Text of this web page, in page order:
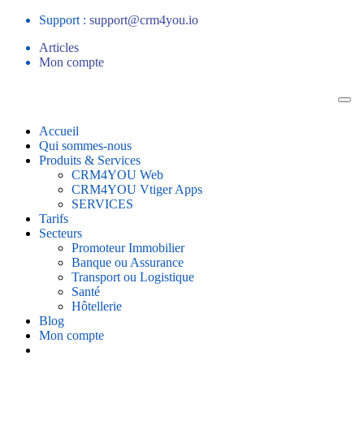
Support : support@crm4you.io
Articles
Mon compte
Accueil
Qui sommes-nous
Produits & Services
CRM4YOU Web
CRM4YOU Vtiger Apps
SERVICES
Tarifs
Secteurs
Promoteur Immobilier
Banque ou Assurance
Transport ou Logistique
Santé
Hôtellerie
Blog
Mon compte